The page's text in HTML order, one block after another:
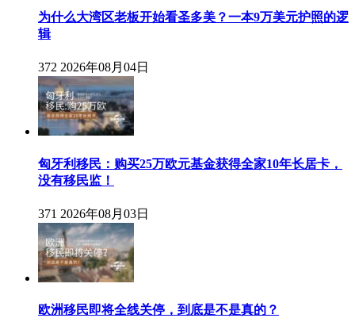
为什么大湾区老板开始看圣多美？一本9万美元护照的逻
辑
372 2026年08月04日
匈牙利移民：购买25万欧元基金获得全家10年长居卡，
没有移民监！
371 2026年08月03日
欧洲移民即将全线关停，到底是不是真的？